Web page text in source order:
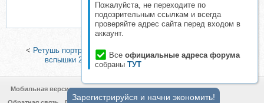
Пожалуйста, не переходите по
подозрительным ссылкам и всегда
проверяйте адрес сайта перед входом в
аккаунт.
Все официальные адреса форума
собраны ТУТ
< Ретушь портрета (Ника Орлова)
[Photocraft] Мастерская
вспышки 2025. Тариф Мини (Софья Лебедева)>
Мобильная версия
Зарегистрируйся и начни экономить!